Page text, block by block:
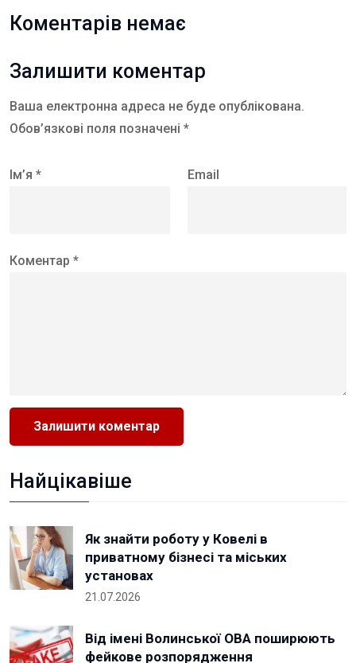
Коментарів немає
Залишити коментар
Ваша електронна адреса не буде опублікована.
Обов’язкові поля позначені *
Ім’я * Email
Коментар *
Найцікавіше
Як знайти роботу у Ковелі в
приватному бізнесі та міських
установах
21.07.2026
Від імені Волинської ОВА поширюють
фейкове розпорядження